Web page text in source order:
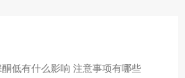
低有什么影响 注意事项有哪些